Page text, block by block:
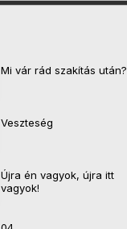
Mi vár rád szakítás után?
Veszteség
Újra én vagyok, újra itt
vagyok!